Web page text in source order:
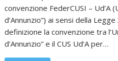
convenzione FederCUSI – Ud’A
d’Annunzio”) ai sensi della
definizione la convenzione tra
d’Annunzio” e il CUS Ud’A per…